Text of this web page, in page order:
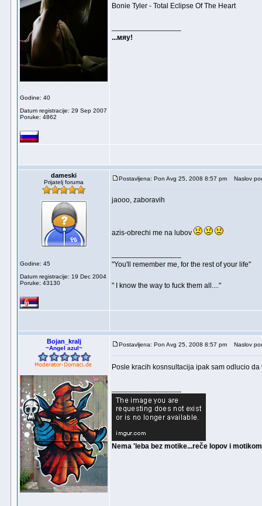
Godine: 40
Datum registracije: 29 Sep 2007
Poruke: 4862
Bonie Tyler - Total Eclipse Of The Heart
...мяу!
dameski
Prijatelj foruma
Godine: 45
Datum registracije: 19 Dec 2004
Poruke: 43130
Postavljena: Pon Avg 25, 2008 8:57 pm Naslov
jaooo, zaboravih
azis-obrechi me na lubov
"You'll remember me, for the rest of your life"
" I know the way to fuck them all...."
Bojan_kralj
~Angel azul~
Postavljena: Pon Avg 25, 2008 8:57 pm Naslov
Posle kracih kosnsultacija ipak sam odlucio
Nema 'leba bez motike...reče lopov i